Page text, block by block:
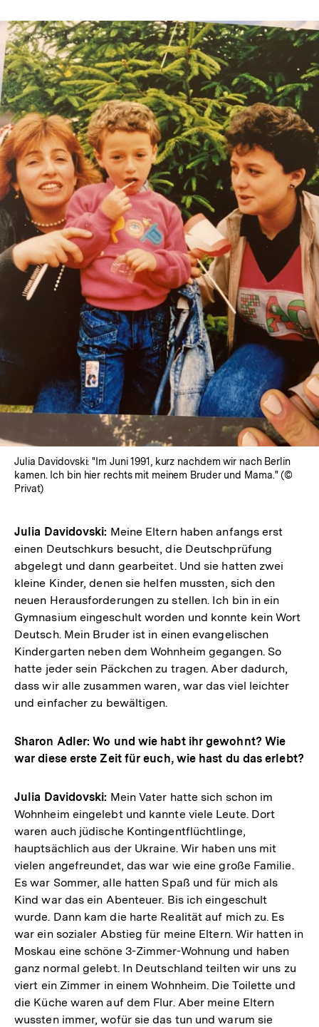
In
Lightbox
öffnen
Julia Davidovski: "Im Juni 1991, kurz nachdem wir nach Berlin
kamen. Ich bin hier rechts mit meinem Bruder und Mama." (©
Privat)
Julia Davidovski: Meine Eltern haben anfangs erst
einen Deutschkurs besucht, die Deutschprüfung
abgelegt und dann gearbeitet. Und sie hatten zwei
kleine Kinder, denen sie helfen mussten, sich den
neuen Herausforderungen zu stellen. Ich bin in ein
Gymnasium eingeschult worden und konnte kein Wort
Deutsch. Mein Bruder ist in einen evangelischen
Kindergarten neben dem Wohnheim gegangen. So
hatte jeder sein Päckchen zu tragen. Aber dadurch,
dass wir alle zusammen waren, war das viel leichter
und einfacher zu bewältigen.
Sharon Adler: Wo und wie habt ihr gewohnt? Wie
war diese erste Zeit für euch, wie hast du das erlebt?
Julia Davidovski: Mein Vater hatte sich schon im
Wohnheim eingelebt und kannte viele Leute. Dort
waren auch jüdische Kontingentflüchtlinge,
hauptsächlich aus der Ukraine. Wir haben uns mit
vielen angefreundet, das war wie eine große Familie.
Es war Sommer, alle hatten Spaß und für mich als
Kind war das ein Abenteuer. Bis ich eingeschult
wurde. Dann kam die harte Realität auf mich zu. Es
war ein sozialer Abstieg für meine Eltern. Wir hatten in
Moskau eine schöne 3-Zimmer-Wohnung und haben
ganz normal gelebt. In Deutschland teilten wir uns zu
viert ein Zimmer in einem Wohnheim. Die Toilette und
die Küche waren auf dem Flur. Aber meine Eltern
wussten immer, wofür sie das tun und warum sie